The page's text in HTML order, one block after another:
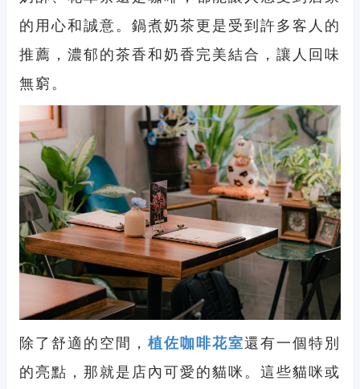
的用心和誠意。鍋煮奶茶更是受到許多客人的
推薦，濃郁的茶香和奶香完美結合，讓人回味
無窮。
除了舒適的空間， 植佐咖啡花室還有一個特別
的亮點，那就是店內可愛的貓咪。這些貓咪或